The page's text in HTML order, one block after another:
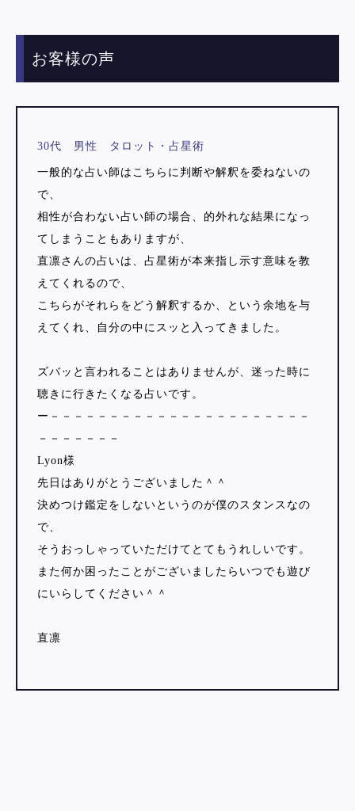
お客様の声
30代 男性 タロット・占星術
一般的な占い師はこちらに判断や解釈を委ねないの
で、
相性が合わない占い師の場合、的外れな結果になっ
てしまうこともありますが、
直凛さんの占いは、占星術が本来指し示す意味を教
えてくれるので、
こちらがそれらをどう解釈するか、という余地を与
えてくれ、自分の中にスッと入ってきました。
ズバッと言われることはありませんが、迷った時に
聴きに行きたくなる占いです。
ー－－－－－－－－－－－－－－－－－－－－－－
－－－－－－－
Lyon様
先日はありがとうございました＾＾
決めつけ鑑定をしないというのが僕のスタンスなの
で、
そうおっしゃっていただけてとてもうれしいです。
また何か困ったことがございましたらいつでも遊び
にいらしてください＾＾
直凛